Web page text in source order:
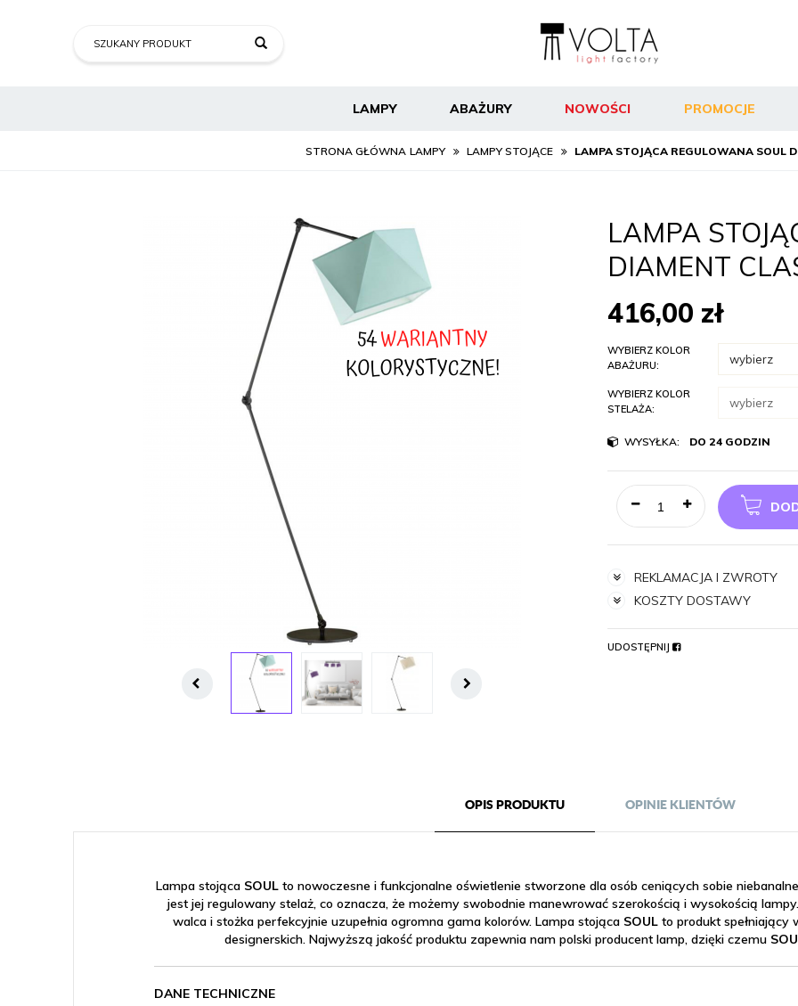
LAMPY ABAŻURY NOWOŚCI PROMOCJE
STRONA GŁÓWNA LAMPY LAMPY STOJĄCE LAMPA STOJĄCA REGULOWANA SOUL
LAMPA
DIAMENT
416,00 zł
WYBIERZ KOLOR
ABAŻURU:
WYBIERZ KOLOR
STELAŻA:
WYSYŁKA: DO 24 GODZIN
REKLAMACJA I ZWROTY
KOSZTY DOSTAWY
UDOSTĘPNIJ
OPIS PRODUKTU OPINIE KLIENTÓW
Lampa stojąca SOUL to nowoczesne i funkcjonalne oświetlenie stworzone dla osób ceniących sobie
jest jej regulowany stelaż, co oznacza, że możemy swobodnie manewrować szerokością i wysokością
walca i stożka perfekcyjnie uzupełnia ogromna gama kolorów. Lampa stojąca SOUL to produkt
designerskich. Najwyższą jakość produktu zapewnia nam polski producent lamp, dzięki czemu
DANE TECHNICZNE